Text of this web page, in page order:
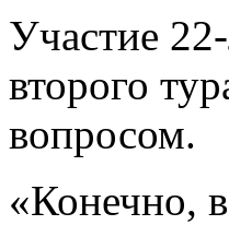
Участие
второго
вопросом.
«Конечно,